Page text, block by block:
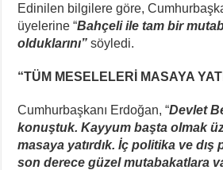
Edinilen bilgilere göre,
üyelerine “Bahçeli ile tam bir
olduklarını”söyledi.
“TÜM MESELELERİ MASAYA
Cumhurbaşkanı Erdoğan, “Devlet
konuştuk. Kayyum başta olmak
masaya yatırdık. İç politika ve
son derece güzel mutabakatlara